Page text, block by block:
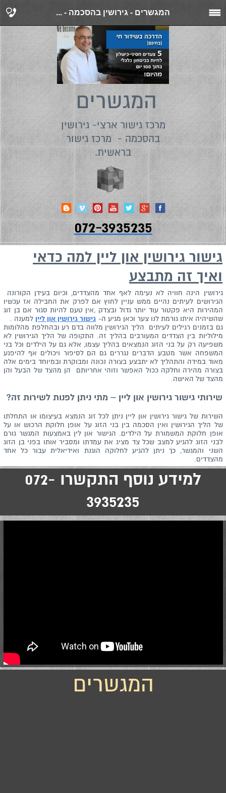
המגשרים - גירושין בהסכמה - ...
המגשרים
מרכז גישור ארצי- גירושין
בהסכמה - מרכז גישור
בראשית.
072-3935235
המגשרים
גירושין הינה חוויה לא נעימה לאף אחד מהצדדים, וכיום בעידן הקורונה
הגירושים לעיתים נהיים ממש עניין לחוץ אם לפרק את החבילה אז עכשיו
המהירות היא פקטור עוד יותר גדול ובצדק ,אין טעם להיות סגור אם בן זוג
שהשיהיה איתו גורמת לנו צער וכאן מגיע ה- גישור גירושין און ליין למענה .
גם בזמנים רגילים לעיתים הליך הגירושין מלווה בדם רע ובהחלפת מהלומות
מילוליות בין הצדדים המעורבים בהליך זה. התקופה של הליך הגירושין לא
משפיעה רק על בני הזוג הנמצאים בהליך עצמו, אלא גם על הילדים וכל בני
המשפחה אשר מטבע הדברים נגררים גם הם לסיפור ויכולים אף להיפגע
מאוד במידה והתהליך לא יתבצע בצורה נכונה ומבוקרת ובמיוחד בימים אלה
בצורה מהירה וחלקה ככול האפשר וזוהי אחריותם הן מהצד של הבעל והן
מהצד של האישה.
שירותי גישור גירושין און ליין – מתי ניתן לפנות לשירות זה?
השירות של גישור גירושין און ליין ניתן לכל זוג הנמצא בעיצומו או התחלתו
של הליך הגירושין ואין הסכמה בין בני הזוג על אופן חלוקת הרכוש או על
אופן חלוקת המשמורת על הילדים. הגישור און לין באמצעות המגשר גורם
לבני הזוג להגיע למצב שכל צד מציג את עמדתו ומסביר אותו בפני בן הזוג
השני והמגשר, כך ניתן להגיע לחלוקה הוגנת ואידיאלית עבור כל אחד
מהצדדים.
גישור גירושין און ליין למה כדאי
ואיך זה מתבצע
למידע נוסף התקשרו 072-
3935235